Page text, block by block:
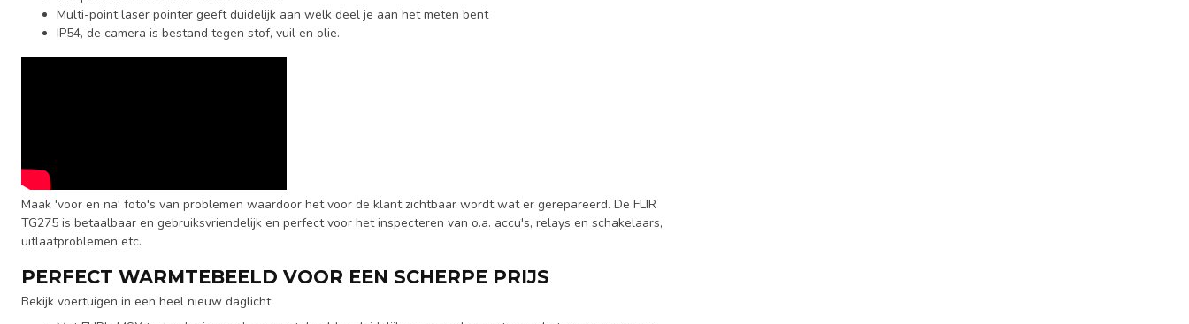
Multi-point laser pointer geeft duidelijk aan welk deel je aan het meten bent
IP54, de camera is bestand tegen stof, vuil en olie.
Maak 'voor en na' foto's van problemen waardoor het voor de klant zichtbaar wordt wat er gerepareerd. De FLIR
TG275 is betaalbaar en gebruiksvriendelijk en perfect voor het inspecteren van o.a. accu's, relays en schakelaars,
uitlaatproblemen etc.
PERFECT WARMTEBEELD VOOR EEN SCHERPE PRIJS
Bekijk voertuigen in een heel nieuw daglicht